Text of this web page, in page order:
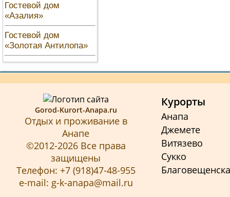
Гостевой дом
«Азалия»
Гостевой дом
«Золотая Антилопа»
Gorod-Kurort-Anapa.ru
Отдых и проживание в
Анапе
©2012-2026 Все права
защищены
Телефон: +7 (918)47-48-955
e-mail: g-k-anapa@mail.ru
Курорты
Анапа
Джемете
Витязево
Сукко